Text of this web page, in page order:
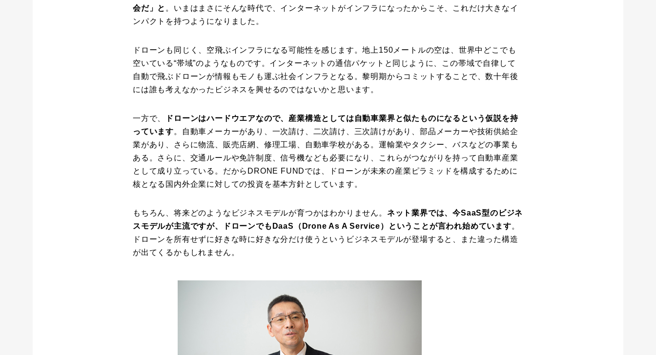
会だ」と 。いまはまさにそんな時代で、インターネットがインフラになったからこそ、これだけ大きなイ
ンパクトを持つようになりました。
ドローンも同じく、空飛ぶインフラになる可能性を感じます。地上150メートルの空は、世界中どこでも
空いている“帯域”のようなものです。インターネットの通信パケットと同じように、この帯域で自律して
自動で飛ぶドローンが情報もモノも運ぶ社会インフラとなる。黎明期からコミットすることで、数十年後
には誰も考えなかったビジネスを興せるのではないかと思います。
一方で、
ドローンはハードウエアなので、産業構造としては自動車業界と似たものになるという仮説を持
っています。自動車メーカーがあり、一次請け、二次請け、三次請けがあり、部品メーカーや技術供給企
業があり、さらに物流、販売店網、修理工場、自動車学校がある。運輸業やタクシー、バスなどの事業も
ある。さらに、交通ルールや免許制度、信号機なども必要になり、これらがつながりを持って自動車産業
として成り立っている。だからDRONE FUNDでは、ドローンが未来の産業ピラミッドを構成するために
核となる国内外企業に対しての投資を基本方針としています。
もちろん、将来どのようなビジネスモデルが育つかはわかりません。 ネット業界では、今SaaS型のビジネ
スモデルが主流ですが、ドローンでもDaaS（Drone As A Service）ということが言われ始めています。
ドローンを所有せずに好きな時に好きな分だけ使うというビジネスモデルが登場すると、また違った構造
が出てくるかもしれません。